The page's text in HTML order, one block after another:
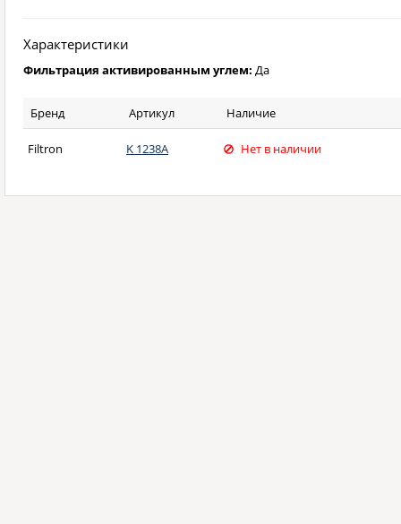
Характеристики
Фильтрация активированным углем: Да
Бренд Артикул Наличие
Filtron K 1238A Нет в наличии